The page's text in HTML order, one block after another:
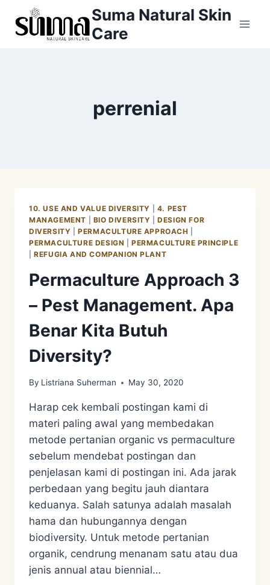
Suma Natural Skin
Care
perrenial
10. USE AND VALUE DIVERSITY
4. PEST
MANAGEMENT
BIO DIVERSITY |DESIGN FOR
DIVERSITY |PERMACULTURE APPROACH
PERMACULTURE DESIGN |PERMACULTURE PRINCIPLE
|REFUGIA AND COMPANION PLANT
Permaculture Approach 3
– Pest Management. Apa
Benar Kita Butuh
Diversity?
By Listriana Suherman May 30, 2020
Harap cek kembali postingan kami di
materi paling awal yang membedakan
metode pertanian organic vs permaculture
sebelum mendebat postingan dan
penjelasan kami di postingan ini. Ada jarak
perbedaan yang begitu jauh diantara
keduanya. Salah satunya adalah masalah
hama dan hubungannya dengan
biodiversity. Untuk metode pertanian
organik, cendrung menanam satu atau dua
jenis annual atau biennial…